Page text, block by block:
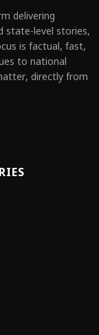
delivering
state-level stories,
is factual, fast,
to national
directly from